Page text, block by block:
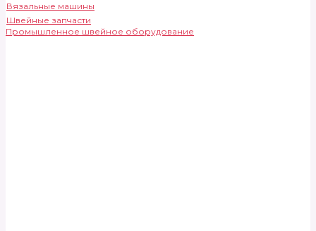
Вязальные машины
Швейные запчасти
Промышленное швейное оборудование